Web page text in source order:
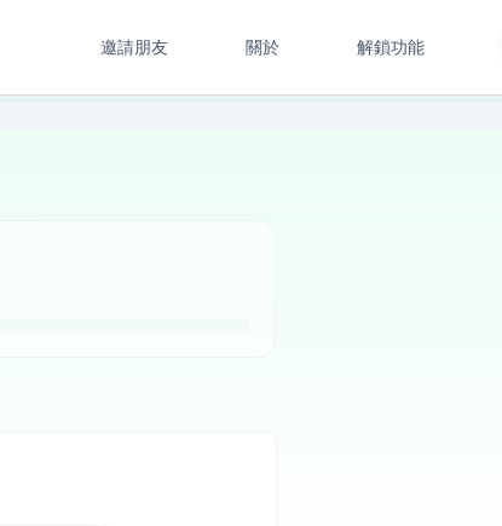
邀請朋友 關於 解鎖功能